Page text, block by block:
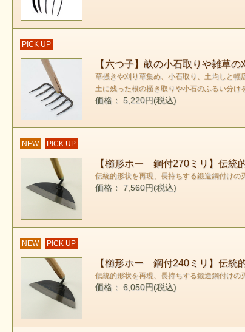
PICK UP
【六つ子】畝の小石取りや雑草
草掻きや刈り草集め、小石取り、土均しと
土に残った根の掻き取りや小石のふるい分け
価格： 5,220円(税込)
NEW PICK UP
【櫛形ホー 鋼付270ミリ】伝統
伝統的形状を再現、長持ちする鍛造鋼付けの
価格： 7,560円(税込)
NEW PICK UP
【櫛形ホー 鋼付240ミリ】伝統
伝統的形状を再現、長持ちする鍛造鋼付けの
価格： 6,050円(税込)